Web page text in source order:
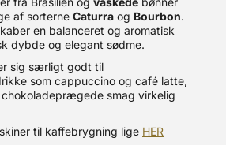
af sorterne Caturra og Bourbon.
en balanceret og aromatisk
dybde og elegant sødme.
sig særligt godt til
som cappuccino og café latte,
smag virkelig
til kaffebrygning lige HER